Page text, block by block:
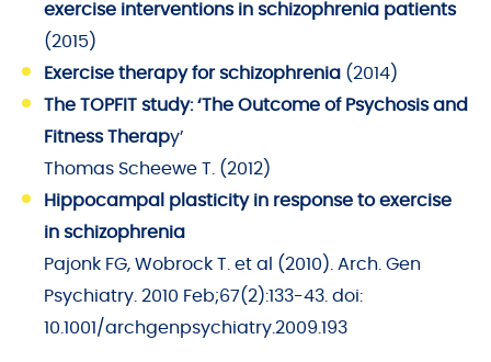
exercise interventions in schizophrenia patients
(2015)
Exercise therapy for schizophrenia (2014)
The TOPFIT study: ‘The Outcome of Psychosis and
Fitness Therapy’
Thomas Scheewe T. (2012)
Hippocampal plasticity in response to exercise
in schizophrenia
Pajonk FG, Wobrock T. et al (2010). Arch. Gen
Psychiatry. 2010 Feb;67(2):133-43. doi:
10.1001/archgenpsychiatry.2009.193